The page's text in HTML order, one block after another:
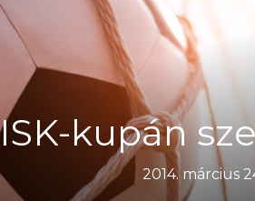
kupán
2014. március